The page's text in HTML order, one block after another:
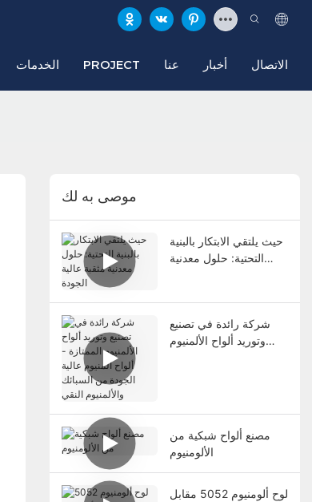
الخدمات PROJECT عنا أخبار الاتصال
موصى به لك
حيث يلتقي الابتكار بالبنية
التحتية: حلول معدنية
شركة رائدة في تصنيع
وتوريد ألواح الألمنيوم
مصنع ألواح شبكية من
الألومنيوم
لوح ألومنيوم 5052 مقابل